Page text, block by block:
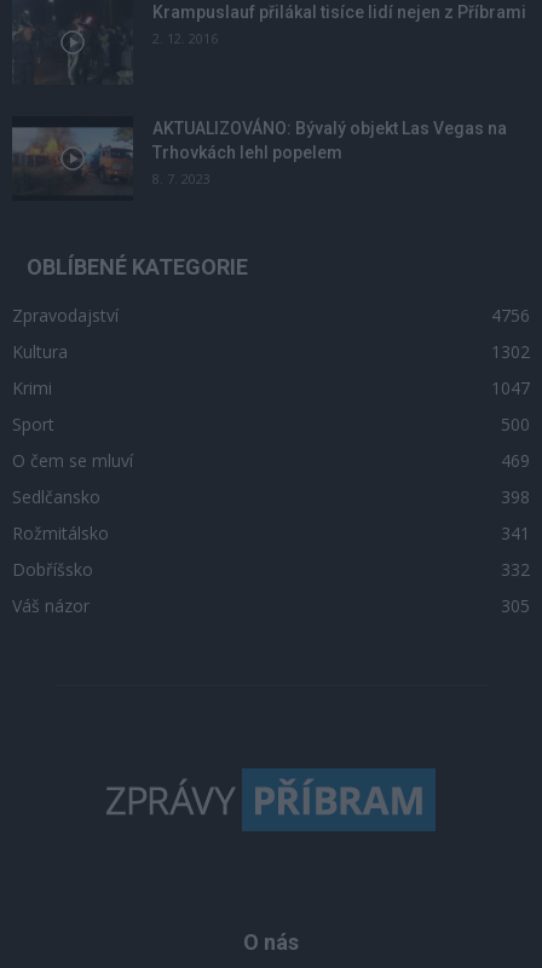
Krampuslauf přilákal tisíce lidí nejen z Příbrami
2. 12. 2016
AKTUALIZOVÁNO: Bývalý objekt Las Vegas na
Trhovkách lehl popelem
8. 7. 2023
OBLÍBENÉ KATEGORIE
Zpravodajství
4756
Kultura
1302
Krimi
1047
Sport
500
O čem se mluví
469
Sedlčansko
398
Rožmitálsko
341
Dobříšsko
332
Váš názor
305
O nás